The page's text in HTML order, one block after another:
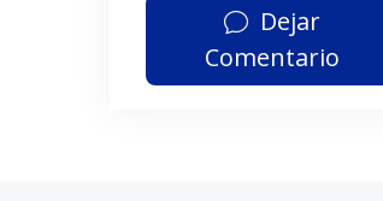
Dejar
Comentario